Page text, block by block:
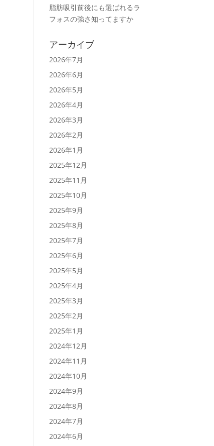
脂肪吸引前後にも選ばれるラ
フォスの強さ知ってますか
アーカイブ
2026年7月
2026年6月
2026年5月
2026年4月
2026年3月
2026年2月
2026年1月
2025年12月
2025年11月
2025年10月
2025年9月
2025年8月
2025年7月
2025年6月
2025年5月
2025年4月
2025年3月
2025年2月
2025年1月
2024年12月
2024年11月
2024年10月
2024年9月
2024年8月
2024年7月
2024年6月